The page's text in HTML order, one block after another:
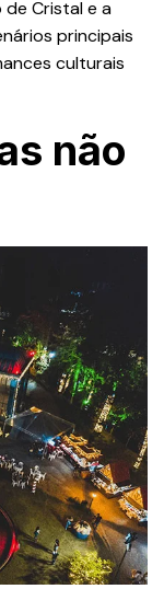
de Cristal e a
principais
culturais
não